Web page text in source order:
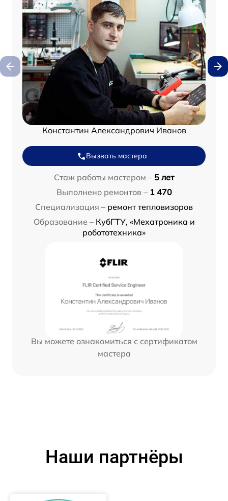
Константин Александрович Иванов
Вызвать мастера
Стаж работы мастером – 5 лет
Выполнено ремонтов – 1 470
Специализация – ремонт тепловизоров
Образование – КубГТУ, «Мехатроника и
робототехника»
Вы можете ознакомиться с сертификатом
мастера
Наши партнёры